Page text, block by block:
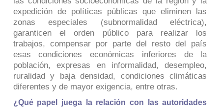
expedición de políticas públicas que eliminen las
zonas especiales (subnormalidad eléctrica),
garanticen el orden público para realizar los
trabajos, compensar por parte del resto del país
esas condiciones económicas inferiores de la
población, expresas en informalidad, desempleo,
ruralidad y baja densidad, condiciones climáticas
diferentes y de mayor exigencia, entre otras.
¿Qué papel juega la relación con las autoridades